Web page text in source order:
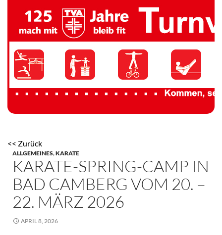
TV 1894 Auersmacher
<< Zurück
ALLGEMEINES,KARATE
KARATE-SPRING-CAMP IN
BAD CAMBERG VOM 20. –
22. MÄRZ 2026
APRIL 8, 2026